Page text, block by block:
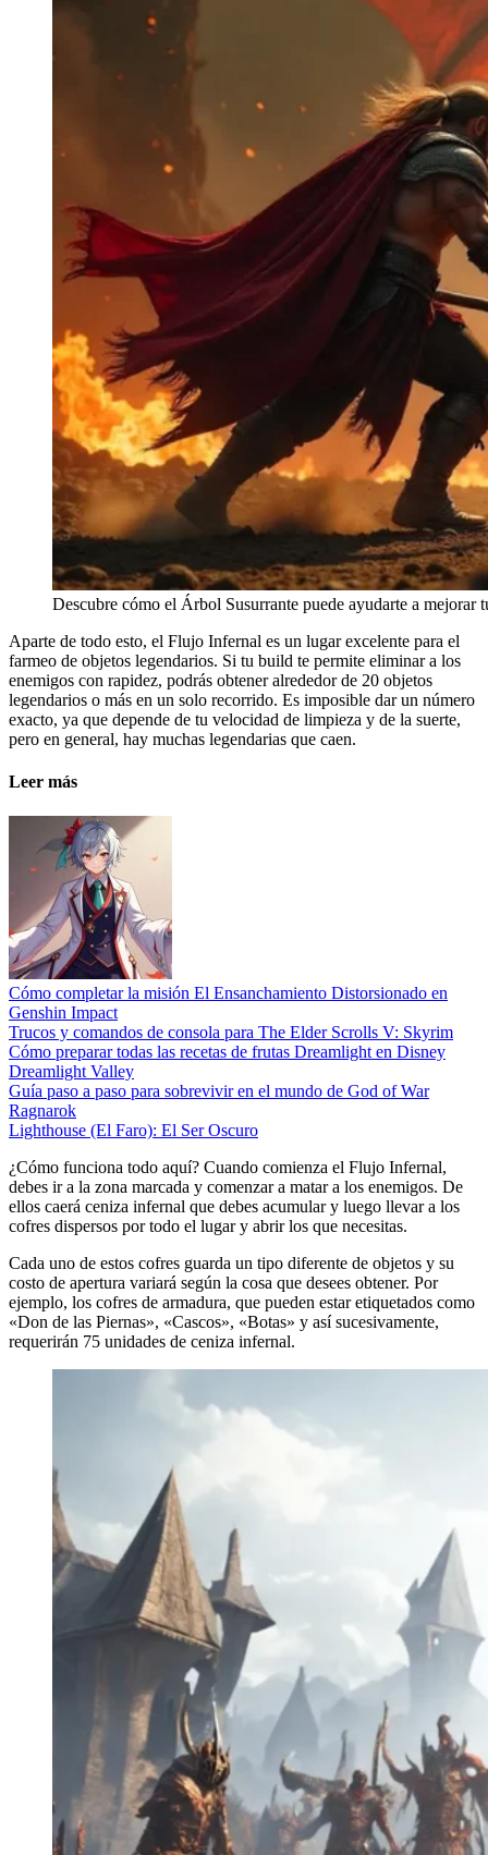
Descubre cómo el Árbol Susurrante puede ayudarte a mejorar
Aparte de todo esto, el Flujo Infernal es un lugar excelente para el
farmeo de objetos legendarios. Si tu build te permite eliminar a los
enemigos con rapidez, podrás obtener alrededor de 20 objetos
legendarios o más en un solo recorrido. Es imposible dar un número
exacto, ya que depende de tu velocidad de limpieza y de la suerte,
pero en general, hay muchas legendarias que caen.
Leer más
Cómo completar la misión El Ensanchamiento Distorsionado en
Genshin Impact
Trucos y comandos de consola para The Elder Scrolls V: Skyrim
Cómo preparar todas las recetas de frutas Dreamlight en Disney
Dreamlight Valley
Guía paso a paso para sobrevivir en el mundo de God of War
Ragnarok
Lighthouse (El Faro): El Ser Oscuro
¿Cómo funciona todo aquí? Cuando comienza el Flujo Infernal,
debes ir a la zona marcada y comenzar a matar a los enemigos. De
ellos caerá ceniza infernal que debes acumular y luego llevar a los
cofres dispersos por todo el lugar y abrir los que necesitas.
Cada uno de estos cofres guarda un tipo diferente de objetos y su
costo de apertura variará según la cosa que desees obtener. Por
ejemplo, los cofres de armadura, que pueden estar etiquetados como
«Don de las Piernas», «Cascos», «Botas» y así sucesivamente,
requerirán 75 unidades de ceniza infernal.